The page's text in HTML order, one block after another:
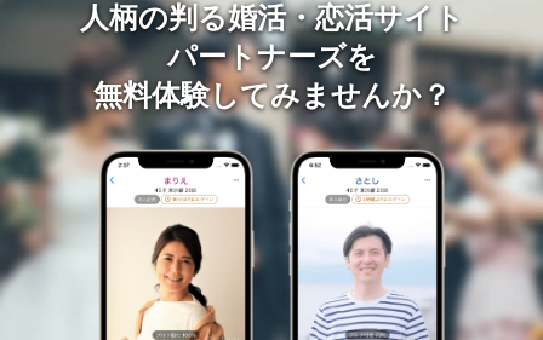
人柄の判る婚活・恋活サイト
パートナーズを
無料体験してみませんか？